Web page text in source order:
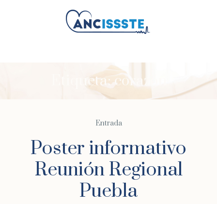
Etiqueta:corazón
Entrada
Poster informativo
Reunión Regional
Puebla